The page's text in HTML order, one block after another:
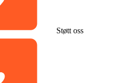
Støtt oss